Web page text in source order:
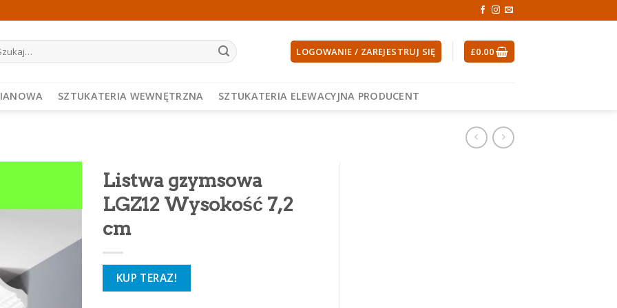
LOGOWANIE / ZAREJESTRUJ SIĘ £0.00
SZTUKATERIA WEWNĘTRZNA SZTUKATERIA ELEWACYJNA PRODUCENT
Listwa gzymsowa
LGZ12 Wysokość 7,2
cm
KUP TERAZ!